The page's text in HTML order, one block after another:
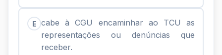
E cabe à CGU encaminhar ao TCU as
representações ou denúncias que
receber.